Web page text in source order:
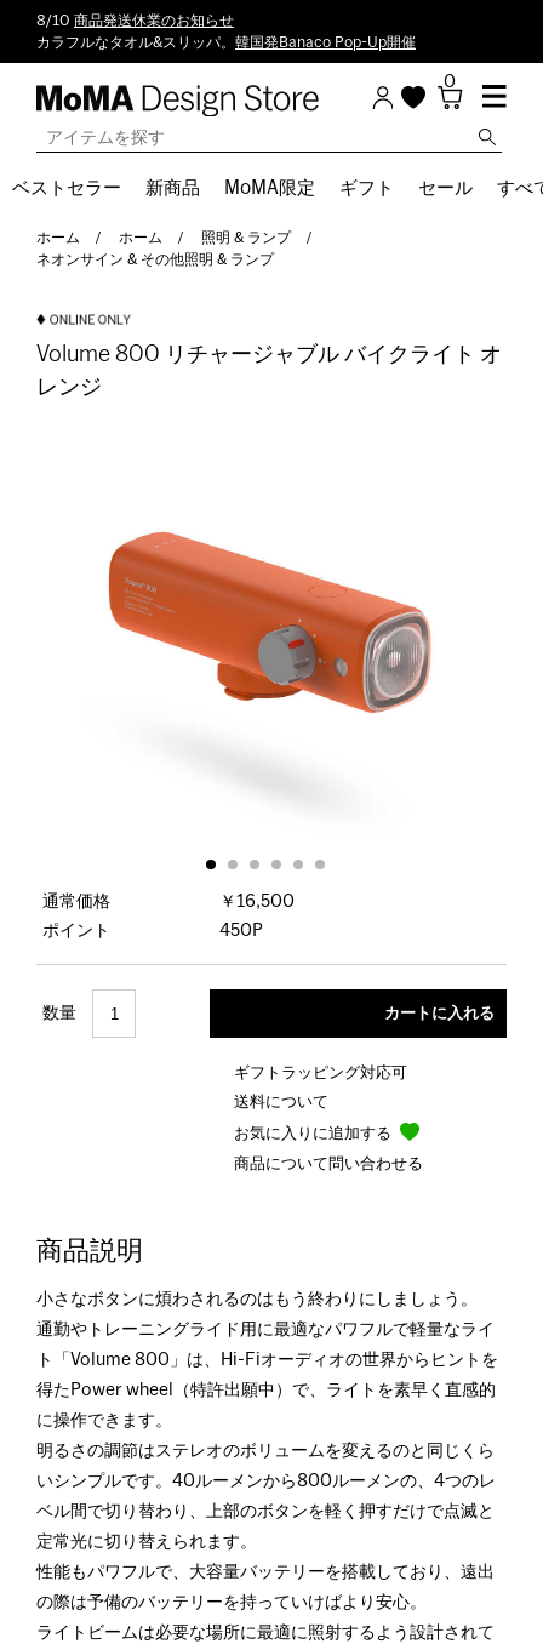
8/10 商品発送休業のお知らせ
カラフルなタオル&スリッパ。 韓国発Banaco Pop-Up開催
0
ベストセラー 新商品 MoMA限定 ギフト セール すべ
ホーム ホーム
照明 & ランプ
ネオンサイン & その他照明 & ランプ
Volume 800 リチャージャブル バイクライト オ
レンジ
通常価格
￥16,500
ポイント
450P
数量
ギフトラッピング対応可
送料について
お気に入りに追加する
商品について問い合わせる
商品説明
小さなボタンに煩わされるのはもう終わりにしましょう。
通勤やトレーニングライド用に最適なパワフルで軽量なライ
ト「Volume 800」は、Hi-Fiオーディオの世界からヒントを
得たPower wheel（特許出願中）で、ライトを素早く直感的
に操作できます。
明るさの調節はステレオのボリュームを変えるのと同じくら
いシンプルです。40ルーメンから800ルーメンの、4つのレ
ベル間で切り替わり、上部のボタンを軽く押すだけで点滅と
定常光に切り替えられます。
性能もパワフルで、大容量バッテリーを搭載しており、遠出
の際は予備のバッテリーを持っていけばより安心。
ライトビームは必要な場所に最適に照射するよう設計されて